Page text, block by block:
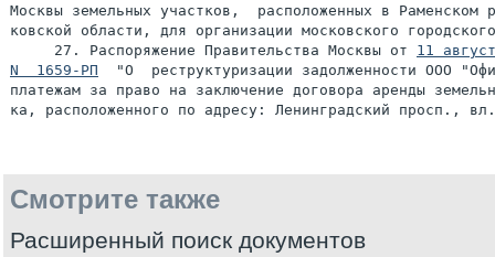
Москвы земельных участков,  расположенных в Раменском
ковской области, для организации московского
     27. Распоряжение Правительства Москвы от
11
N  1659-РП
"О  реструктуризации задолженности ООО
платежам за право на заключение договора аренды
Смотрите также
Расширенный поиск документов